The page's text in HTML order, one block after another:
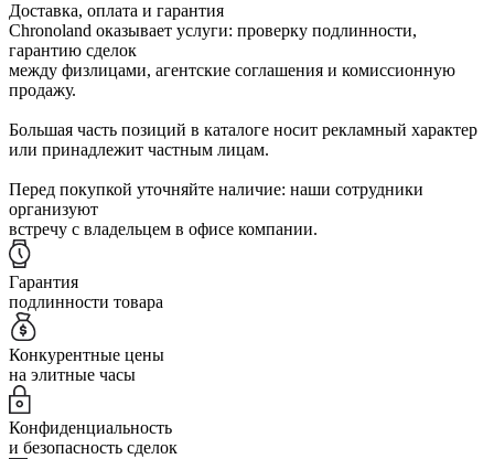
Доставка, оплата и гарантия
Chronoland оказывает услуги: проверку подлинности,
гарантию сделок
между физлицами, агентские соглашения и комиссионную
продажу.
Большая часть позиций в каталоге носит рекламный характер
или принадлежит частным лицам.
Перед покупкой уточняйте наличие: наши сотрудники
организуют
встречу с владельцем в офисе компании.
Гарантия
подлинности товара
Конкурентные цены
на элитные часы
Конфиденциальность
и безопасность сделок